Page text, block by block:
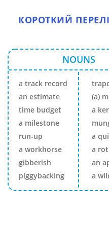
КОРОТКИЙ
NOUNS
a track record
an estimate
time budget
a milestone
run-up
a workhorse
gibberish
piggybacking
(a)
a
a
a
an
a